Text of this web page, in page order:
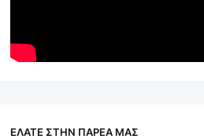
ΕΛΑΤΕ ΣΤΗΝ ΠΑΡΕΑ ΜΑΣ